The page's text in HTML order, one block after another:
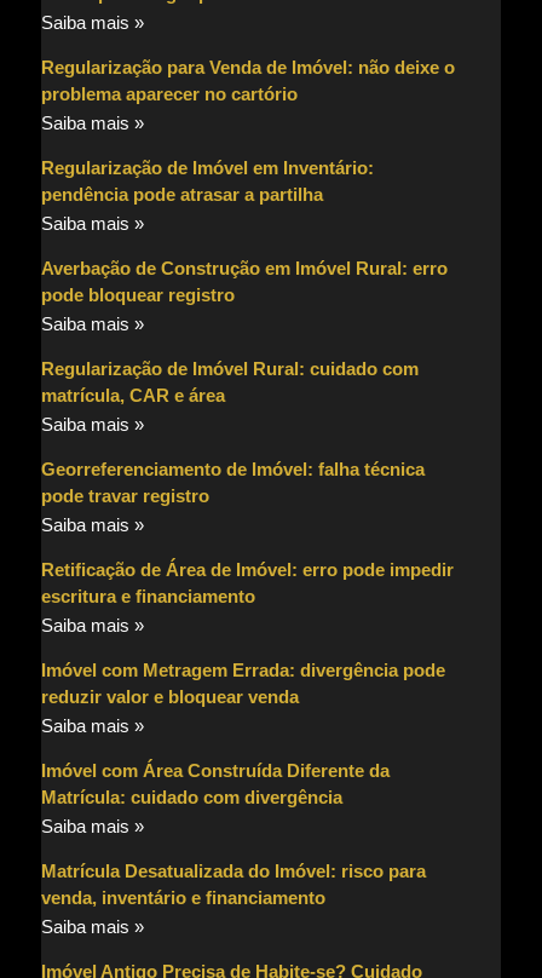
Saiba mais »
Regularização para Venda de Imóvel: não deixe o
problema aparecer no cartório
Saiba mais »
Regularização de Imóvel em Inventário:
pendência pode atrasar a partilha
Saiba mais »
Averbação de Construção em Imóvel Rural: erro
pode bloquear registro
Saiba mais »
Regularização de Imóvel Rural: cuidado com
matrícula, CAR e área
Saiba mais »
Georreferenciamento de Imóvel: falha técnica
pode travar registro
Saiba mais »
Retificação de Área de Imóvel: erro pode impedir
escritura e financiamento
Saiba mais »
Imóvel com Metragem Errada: divergência pode
reduzir valor e bloquear venda
Saiba mais »
Imóvel com Área Construída Diferente da
Matrícula: cuidado com divergência
Saiba mais »
Matrícula Desatualizada do Imóvel: risco para
venda, inventário e financiamento
Saiba mais »
Imóvel Antigo Precisa de Habite-se? Cuidado